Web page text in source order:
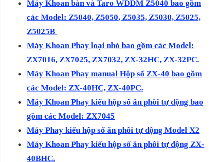
Máy Khoan bàn và Taro WDDM Z5040 bao gồm
các Model: Z5040, Z5050, Z5035, Z5030, Z5025,
Z5025B
Máy Khoan Phay loại nhỏ bao gồm các Model:
ZX7016, ZX7025, ZX7032, ZX-32HC, ZX-32PC.
Máy Khoan Phay manual Hộp số ZX-40 bao gồm
các Model: ZX-40HC, ZX-40PC.
Máy Khoan Phay kiểu hộp số ăn phôi tự động bao
gồm các Model: ZX7045
Máy Phay kiểu hộp số ăn phôi tự động Model X2
Máy Khoan Phay kiểu hộp số ăn phôi tự động ZX-
40BHC.